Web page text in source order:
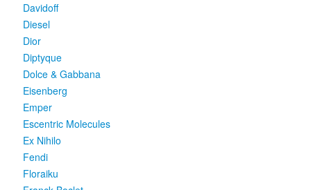
Davidoff
Diesel
Dior
Diptyque
Dolce & Gabbana
Eisenberg
Emper
Escentric Molecules
Ex Nihilo
Fendi
Floraiku